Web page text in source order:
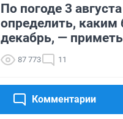
Комментарии
По погоде 3
определить, каким
декабрь, —
87 773 11
Суровой или мягкой
узнать по погоде 5